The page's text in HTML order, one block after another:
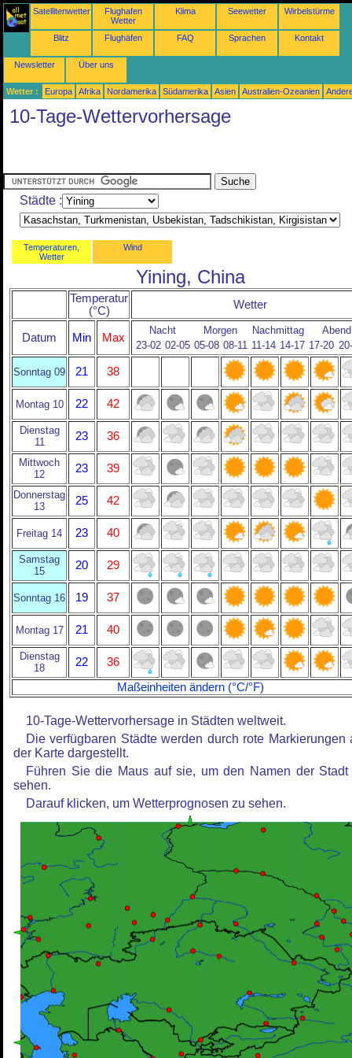
Satellitenwetter
Flughafen
Wetter
Klima Seewetter Wirbelstürme
Blitz Flughäfen FAQ Sprachen Kontakt
Newsletter Über uns
Wetter : Europa Afrika Nordamerika Südamerika Asien Australien-Ozeanien
10-Tage-Wettervorhersage
Städte :
Temperaturen,
Wetter
Wind
Yining, China
Temperatur
(°C)
Wetter
Datum Min Max
Nacht Morgen Nachmittag
Abend
23-02 02-05 05-08 08-11 11-14 14-17 17-20
Sonntag 09 21 38
Montag 10 22 42
Dienstag
11
23 36
Mittwoch
12
23 39
Donnerstag
13
25 42
Freitag 14 23 40
Samstag
15
20 29
Sonntag 16 19 37
Montag 17 21 40
Dienstag
18
22
36
Maßeinheiten ändern (°C/°F)
10-Tage-Wettervorhersage in Städten weltweit.
Die verfügbaren Städte werden durch rote Markierungen
der Karte dargestellt.
Führen Sie die Maus auf sie, um den Namen der Stadt
sehen.
Darauf klicken, um Wetterprognosen zu sehen.